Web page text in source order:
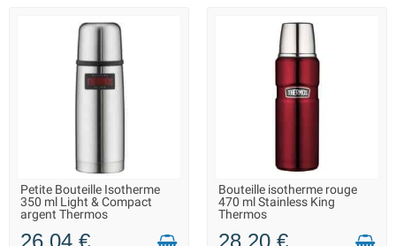
Faciles à utiliser
: Utilisation rapide et sans
besoin de glace ou de réfrigérateur.
Stylés et modernes
ajoute une touche d'élégance à vos repas.
LIVRAISON 2 À 3 JOURS
Petite Bouteille Isotherme
350 ml Light & Compact
argent Thermos
26,04 €
LIVRAISON 2 À 3 JOURS
Bouteille isotherme rouge
470 ml Stainless King
Thermos
28,20 €